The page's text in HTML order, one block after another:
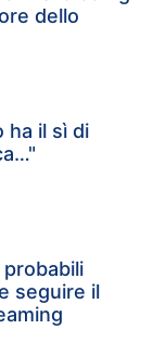
dello
ha il sì di
seguire il